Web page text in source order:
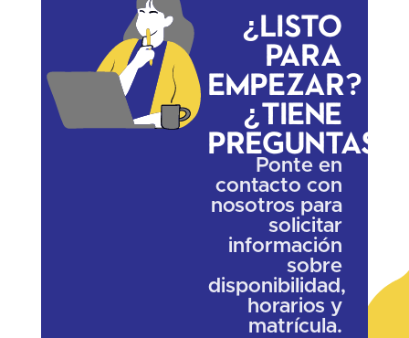
¿Listo
para
empezar?
¿Tiene
preguntas?
Ponte en
contacto con
nosotros para
solicitar
información
sobre
disponibilidad,
horarios y
matrícula.